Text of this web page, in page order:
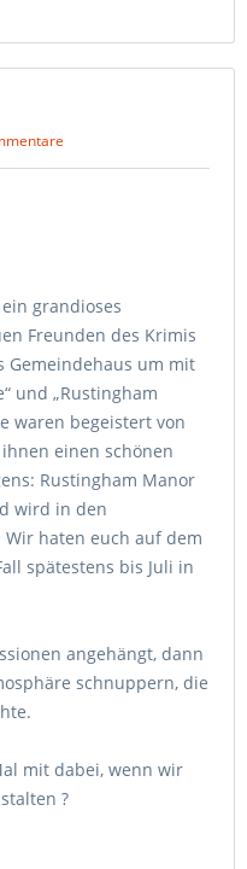
grandioses
Freunden des Krimis
Gemeindehaus um mit
und „Rustingham
waren begeistert von
einen schönen
Rustingham Manor
wird in den
haten euch auf dem
spätestens bis Juli in
angehängt, dann
schnuppern, die
mit dabei, wenn wir
?